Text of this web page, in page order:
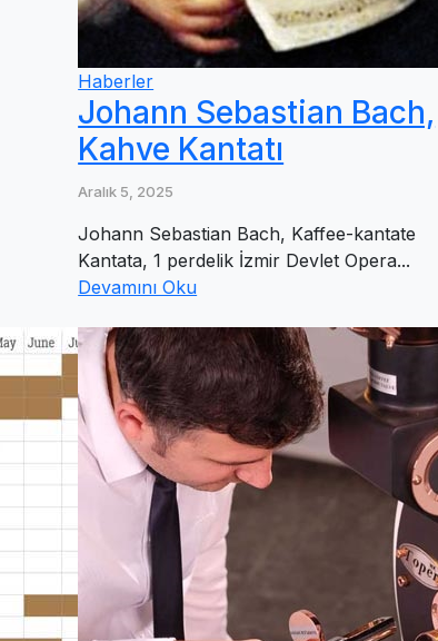
Haberler
Johann Sebastian Bach,
Kahve Kantatı
Aralık 5, 2025
Johann Sebastian Bach, Kaffee-kantate
Kantata, 1 perdelik İzmir Devlet Opera...
Devamını Oku